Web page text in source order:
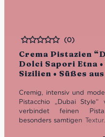
Crema Pistazien
Dolci Sapori Etna
Sizilien • Süßes
Bewertet
(0)
Cremig, intensiv und
Pistacchio „Dubai
verbindet feinen
besonders samtigen